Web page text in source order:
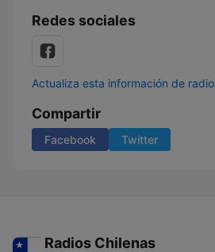
Redes sociales
Actualiza esta información de radio
Compartir
Facebook Twitter
Radios Chilenas